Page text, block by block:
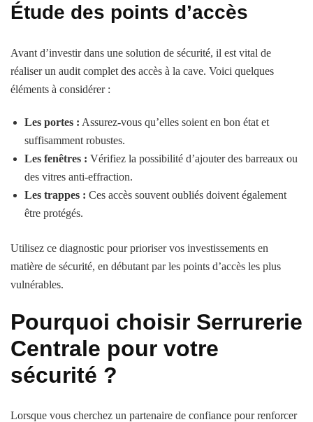
Étude des points d’accès
Avant d’investir dans une solution de sécurité, il est vital de
réaliser un audit complet des accès à la cave. Voici quelques
éléments à considérer :
Les portes : Assurez-vous qu’elles soient en bon état et
suffisamment robustes.
Les fenêtres : Vérifiez la possibilité d’ajouter des barreaux ou
des vitres anti-effraction.
Les trappes : Ces accès souvent oubliés doivent également
être protégés.
Utilisez ce diagnostic pour prioriser vos investissements en
matière de sécurité, en débutant par les points d’accès les plus
vulnérables.
Pourquoi choisir Serrurerie
Centrale pour votre
sécurité ?
Lorsque vous cherchez un partenaire de confiance pour renforcer